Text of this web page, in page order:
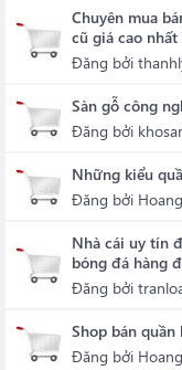
Chuyên mua
cũ giá cao nhất
Đăng bởi
Sàn gỗ công
Đăng bởi
Những kiểu
Đăng bởi
Nhà cái uy tín
bóng đá hàng
Đăng bởi
Shop bán
Đăng bởi